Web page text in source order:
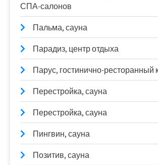
СПА-салонов
Пальма, сауна
Парадиз, центр отдыха
Парус, гостинично-ресторанный
Перестройка, сауна
Перестройка, сауна
Пингвин, сауна
Позитив, сауна